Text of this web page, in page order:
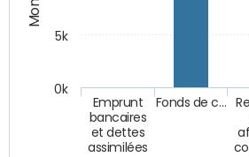
Emprunt
bancaires
et dettes
assimilées
Fonds de c…
0k
5k